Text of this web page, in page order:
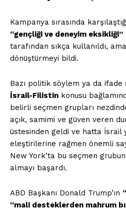
Kampanya sırasında
“gençliği ve deneyim eksikliği”
tarafından sıkça kullanıldı,
dönüştürmeyi bildi.
Bazı politik söylem ya da ifade
İsrail-Filistin konusu
belirli seçmen grupları
açık, samimi ve güven veren
üstesinden geldi ve hatta İsrail
eleştirilerine rağmen önemli
New York’ta bu seçmen
almayı başardı.
ABD Başkanı Donald Trump’ın
“mali desteklerden mahrum